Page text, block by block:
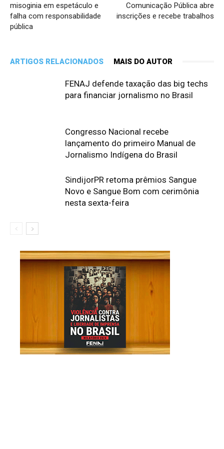
misoginia em espetáculo e
falha com responsabilidade
pública
Comunicação Pública abre
inscrições e recebe trabalhos
ARTIGOS RELACIONADOS MAIS DO AUTOR
FENAJ defende taxação das big techs
para financiar jornalismo no Brasil
Congresso Nacional recebe
lançamento do primeiro Manual de
Jornalismo Indígena do Brasil
SindijorPR retoma prêmios Sangue
Novo e Sangue Bom com cerimônia
nesta sexta-feira